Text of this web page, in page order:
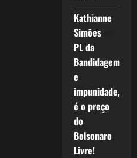
Kathianne
Simõesem
PL da
Bandidagem
e
impunidade,
é o preço
do
Bolsonaro
Livre!